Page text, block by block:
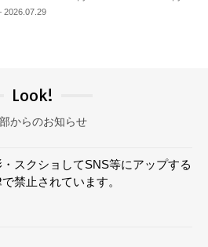
Look!
からのお知らせ
スクショしてSNS等にアップする
禁止されています。